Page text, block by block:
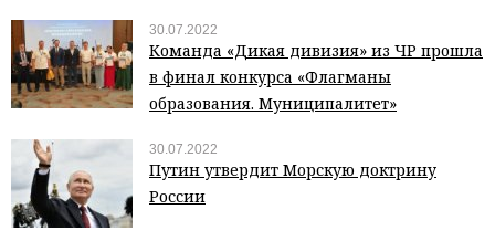
30.07.2022
Команда «Дикая дивизия» из ЧР прошла
в финал конкурса «Флагманы
образования. Муниципалитет»
30.07.2022
Путин утвердит Морскую доктрину
России